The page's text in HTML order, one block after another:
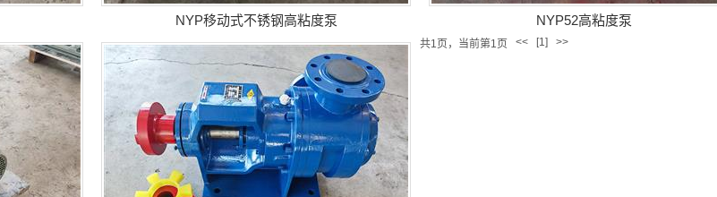
NYP移动式不锈钢高粘度泵 NYP52高粘度泵
共1页，当前第1页 << [1] >>